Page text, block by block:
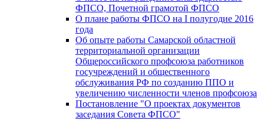
ФПСО, Почетной грамотой ФПСО
О плане работы ФПСО на I полугодие 2016
года
Об опыте работы Самарской областной
территориальной организации
Общероссийского профсоюза работников
госучреждений и общественного
обслуживания РФ по созданию ППО и
увеличению численности членов профсоюза
Постановление "О проектах документов
заседания Совета ФПСО"